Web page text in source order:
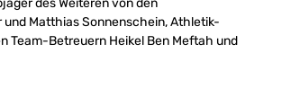
des Weiteren von den
und Matthias Sonnenschein, Athletik-
Team-Betreuern Heikel Ben Meftah und